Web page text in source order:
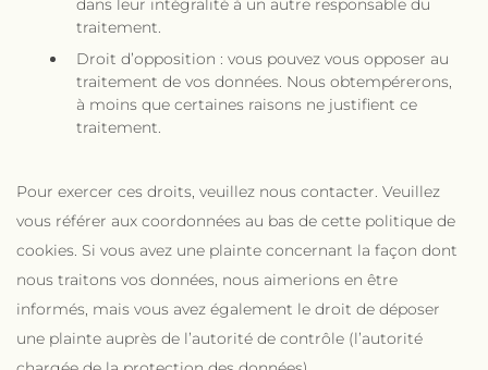
dans leur intégralité à un autre responsable du
traitement.
Droit d’opposition : vous pouvez vous opposer au
traitement de vos données. Nous obtempérerons,
à moins que certaines raisons ne justifient ce
traitement.
Pour exercer ces droits, veuillez nous contacter. Veuillez
vous référer aux coordonnées au bas de cette politique de
cookies. Si vous avez une plainte concernant la façon dont
nous traitons vos données, nous aimerions en être
informés, mais vous avez également le droit de déposer
une plainte auprès de l’autorité de contrôle (l’autorité